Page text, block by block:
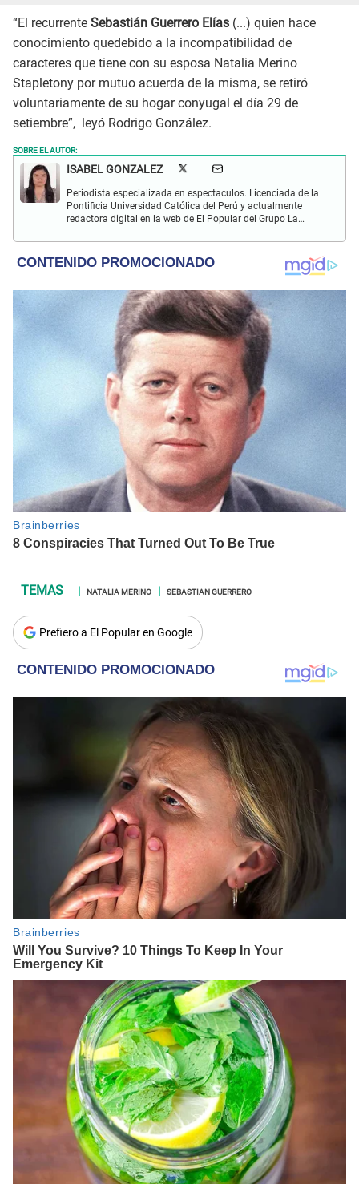
“El recurrente Sebastián Guerrero Elías (...) quien hace
conocimiento quedebido a la incompatibilidad de
caracteres que tiene con su esposa Natalia Merino
Stapletony por mutuo acuerda de la misma, se retiró
voluntariamente de su hogar conyugal el día 29 de
setiembre”, leyó Rodrigo González.
SOBRE EL AUTOR:
ISABEL GONZALEZ
Periodista especializada en espectaculos. Licenciada de la
Pontificia Universidad Católica del Perú y actualmente
redactora digital en la web de El Popular del Grupo La
sociales y nuevas tecnologías.
NATALIA MERINO SEBASTIAN GUERRERO
Prefiero a El Popular en Google